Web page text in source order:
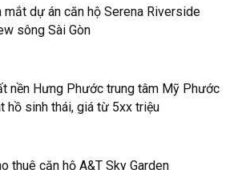
mắt dự án căn hộ Serena Riverside
sông Sài Gòn
nền Hưng Phước trung tâm Mỹ Phước
hồ sinh thái, giá từ 5xx triệu
thuê căn hộ A&T Sky Garden